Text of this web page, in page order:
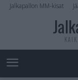
Jalkapallon MM-kisat